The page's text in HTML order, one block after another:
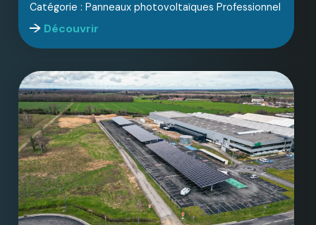
Catégorie : Panneaux photovoltaïques Professionnel
Découvrir